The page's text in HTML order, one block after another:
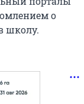
о
школу.